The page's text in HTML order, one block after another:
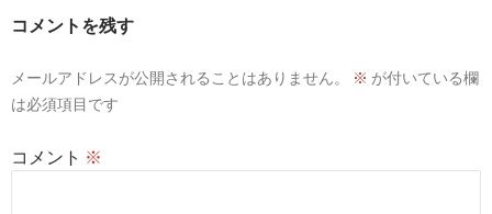
ョ
コメントを残す
メールアドレスが公開されることはありません。 ※ が付いている欄
は必須項目です
コメント ※